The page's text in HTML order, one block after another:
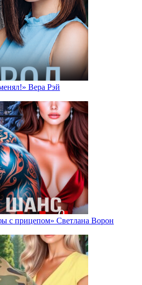
Вера Рэй
с прицепом» Светлана Ворон